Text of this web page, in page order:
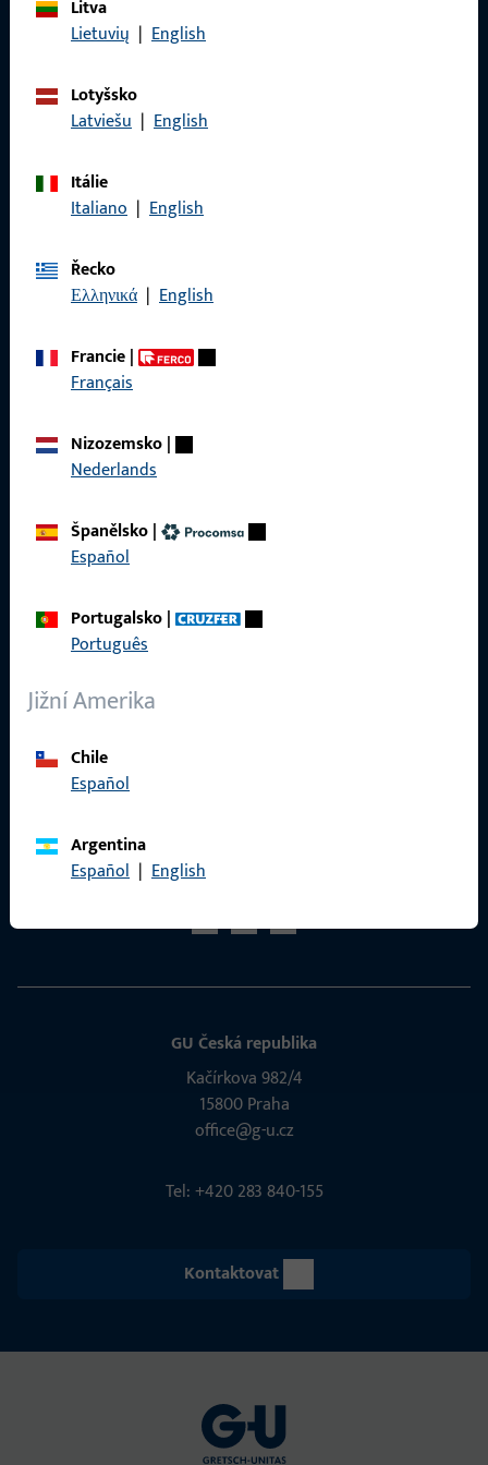
Litva
Lietuvių | English
Lotyšsko
Latviešu | English
Itálie
Italiano | English
Řecko
Ελληνικά | English
Francie|
Français
Nizozemsko|
Nederlands
Španělsko|
Español
Portugalsko|
Português
Jižní Amerika
Chile
Español
Argentina
Español | English
Kontakt
Sociální média
GU Česká republika
Kačírkova 982/4
15800 Praha
office@g-u.cz
Tel: +420 283 840-155
Kontaktovat